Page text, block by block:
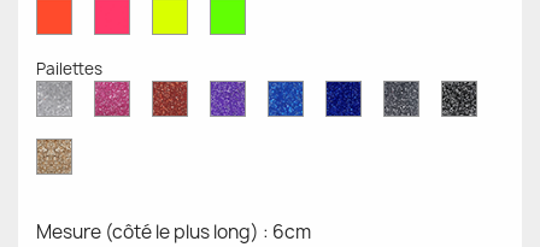
Fluo
Fluo
Fluo
Fluo
Pailettes
Diamant
Scintillant
Paillettes
Roses
Paillettes
Rouges
Paillettes
Violettes
Saphir
Bleu
Paillettes
Bleu
Gris
PailletéNoires
Paillettes
d'Or
Mesure (côté le plus long) : 6cm